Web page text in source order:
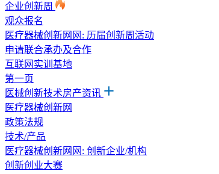
企业创新周
观众报名
医疗器械创新网网: 历届创新周活动
申请联合承办及合作
互联网实训基地
第一页
医械创新技术房产资讯
医疗器械创新网
政策法规
技术/产品
医疗器械创新网网: 创新企业/机构
创新创业大赛